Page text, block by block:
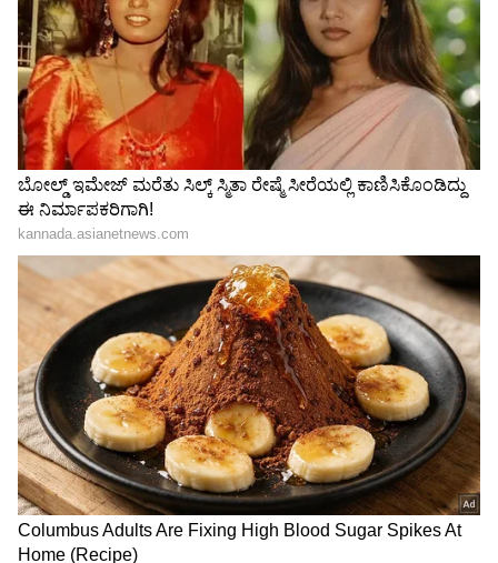
ಆಗಂತುಕನ ಟಾರ್ಗೆಟ್ ಆಗಿದ್ದು ಪಂಜಾಬಿನ ಮಾಜಿ
ಡಿಸಿಎಂ: ಗುಂಡಿಟ್ಟವನು ಖಲಿಸ್ತಾನಿಯೋ,
ಪಾಕಿಸ್ತಾನಿಯೋ?
ಸಿಬಲ್‌ ಕಿಡಿ:
"ರಾಜಕೀಯ ಬೇಡ, ಸಿನಿಮಾನೇ ಪ್ರಾಣ":
ಕನಕೋತ್ಸವದಲ್ಲಿ ರಿಷಬ್ ಶೆಟ್ಟಿ | Rishab
Shetty speech | Suvarna News
ಶೇ.50 ರಿಂದ ಶೇ.18 ಕ್ಕೆ TAX ಇಳಿಕೆ: ಮೋದಿ-
ಟ್ರಂಪ್ ಐತಿಹಾಸಿಕ ಒಪ್ಪಂದ | India US
Trade Deal | Party Rounds